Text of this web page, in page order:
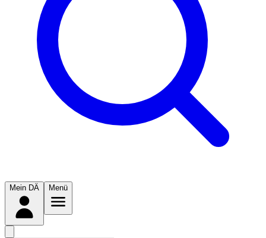
Mein DÄ Menü